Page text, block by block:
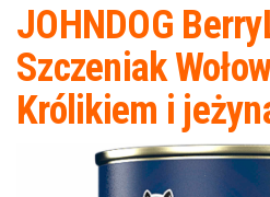
JOHNDOG
Szczeniak
Królikiem i